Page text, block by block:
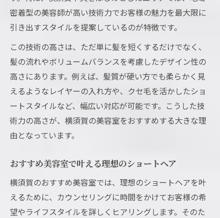
密着型の美容師が高い技術力でお客様の魅力を最大限に
引き出すスタイルを提案しているのが特徴です。
この技術の高さは、ただ単に髪を短くするだけでなく、
髪の流れやボリュームバランスを考慮したデザイン性の
高さにあります。例えば、髪質が硬い方でも柔らかく見
えるようなレイヤーの入れ方や、クセ毛を活かしたショ
ートスタイルなど、幅広い対応が可能です。こうした技
術力の高さが、横須賀の美容室をおすすめする大きな理
由となっています。
おすすめ美容室で叶える理想のショートヘア
横須賀のおすすめ美容室では、理想のショートヘアを叶
えるために、カウンセリングに時間をかけてお客様の希
望やライフスタイルを詳しくヒアリングします。そのた